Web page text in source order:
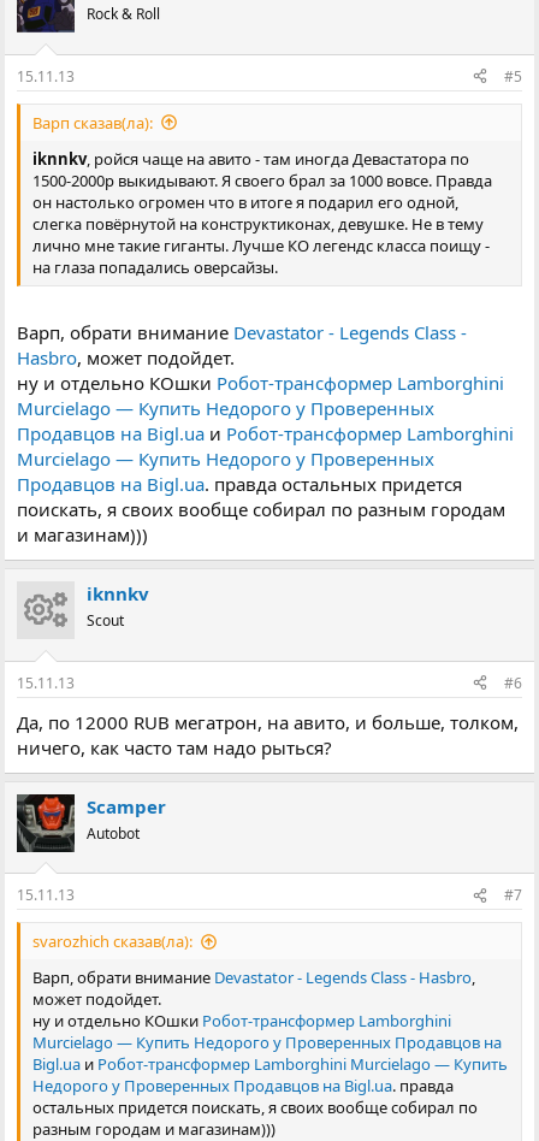
Rock & Roll
15.11.13 #5
Варп сказав(ла):
iknnkv, ройся чаще на авито - там иногда Девастатора по
1500-2000р выкидывают. Я своего брал за 1000 вовсе. Правда
он настолько огромен что в итоге я подарил его одной,
слегка повёрнутой на конструктиконах, девушке. Не в тему
лично мне такие гиганты. Лучше КО легендс класса поищу -
на глаза попадались оверсайзы.
Варп, обрати внимание Devastator - Legends Class -
Hasbro, может подойдет.
ну и отдельно КОшки Робот-трансформер Lamborghini
Murcielago — Купить Недорого у Проверенных
Продавцов на Bigl.ua и Робот-трансформер Lamborghini
Murcielago — Купить Недорого у Проверенных
Продавцов на Bigl.ua. правда остальных придется
поискать, я своих вообще собирал по разным городам
и магазинам)))
iknnkv
Scout
15.11.13 #6
Да, по 12000 RUB мегатрон, на авито, и больше, толком,
ничего, как часто там надо рыться?
Scamper
Autobot
15.11.13 #7
svarozhich сказав(ла):
Варп, обрати внимание Devastator - Legends Class - Hasbro,
может подойдет.
ну и отдельно КОшки Робот-трансформер Lamborghini
Murcielago — Купить Недорого у Проверенных Продавцов на
Bigl.ua и Робот-трансформер Lamborghini Murcielago — Купить
Недорого у Проверенных Продавцов на Bigl.ua. правда
остальных придется поискать, я своих вообще собирал по
разным городам и магазинам)))